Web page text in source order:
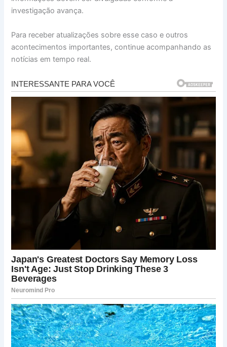
investigação avança.
Para receber atualizações sobre esse caso e outros
acontecimentos importantes, continue acompanhando as
notícias em tempo real.